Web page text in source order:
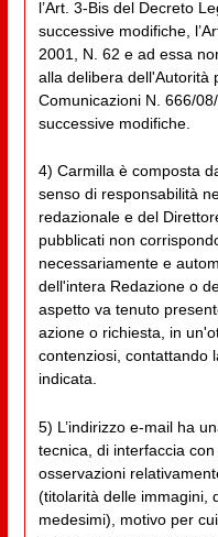
l’Art. 3-Bis del Decreto
successive modifiche,
2001, N. 62 e ad essa
alla delibera dell'Autorità
Comunicazioni N. 666/
successive modifiche.
4) Carmilla è composta
senso di responsabilità
redazionale e del
pubblicati non
necessariamente e
dell'intera Redazione o
aspetto va tenuto
azione o richiesta, in
contenziosi, contattando
indicata.
5) L’indirizzo e-mail ha
tecnica, di interfaccia
osservazioni
(titolarità delle immagini,
medesimi), motivo per